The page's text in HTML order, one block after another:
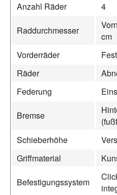
Anzahl Räder
4
Raddurchmesser
cm
Vorderräder
Räder
Federung
Bremse
Schieberhöhe
Griffmaterial
Befestigungssystem